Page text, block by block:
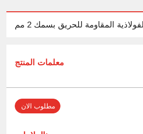
المقاومة للحريق بسمك 2 مم
معلمات المنتج
مطلوب الان